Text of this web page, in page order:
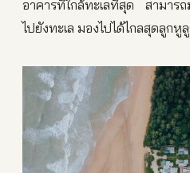
อาคารที่ใกล้ทะเลที่สุด สามาร
ไปยังทะเล มองไปได้ไกลสุดลูกหู